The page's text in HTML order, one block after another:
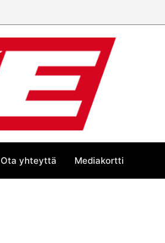
Ota yhteyttä Mediakortti